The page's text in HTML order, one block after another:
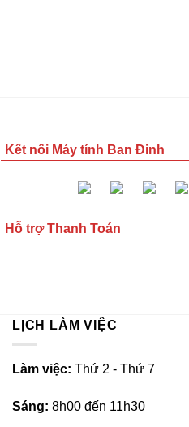
Kết nối Máy tính Ban Đinh
Hỗ trợ Thanh Toán
LỊCH LÀM VIỆC
Làm việc: Thứ 2 - Thứ 7
Sáng: 8h00 đến 11h30